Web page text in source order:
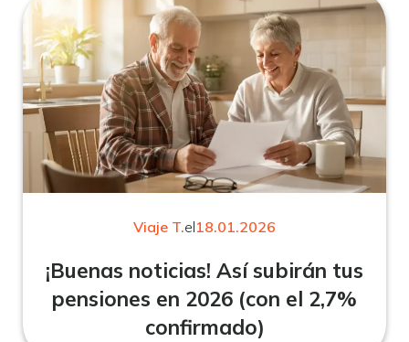
Viaje T.el18.01.2026
¡Buenas noticias! Así subirán tus
pensiones en 2026 (con el 2,7%
confirmado)